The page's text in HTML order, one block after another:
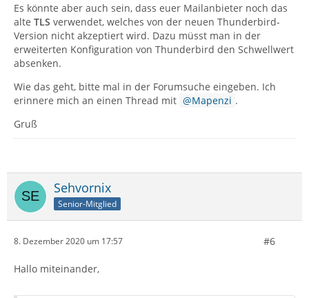
Es könnte aber auch sein, dass euer Mailanbieter noch das
alte TLS verwendet, welches von der neuen Thunderbird-
Version nicht akzeptiert wird. Dazu müsst man in der
erweiterten Konfiguration von Thunderbird den Schwellwert
absenken.
Wie das geht, bitte mal in der Forumsuche eingeben. Ich
erinnere mich an einen Thread mit
Mapenzi .
Gruß
Sehvornix
Senior-Mitglied
8. Dezember 2020 um 17:57 #6
Hallo miteinander,